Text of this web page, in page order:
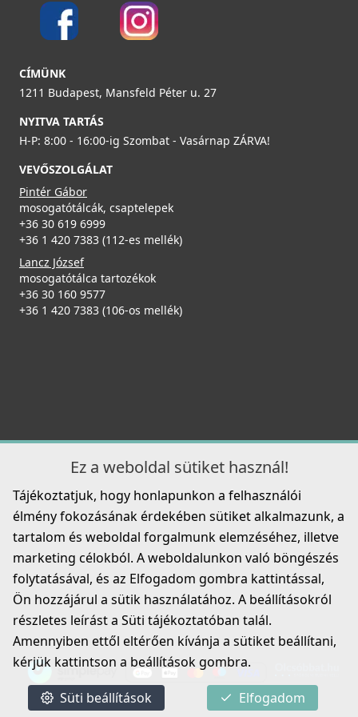
Részletek
ELLECI - Csaptelep Cloud K99 Betonszürke
MKKCLO99
99 990 Ft
Részletek
Részletek
ELLECI - FLOW-PRO szűrő és túlfolyó egymedencés
mosogatókhoz - fekete
35 990 Ft
Részletek
ELLECI - KF042100BK Gourmet szett 1/6 ZEN fekete -
Kifutó termék!
KF042100BK
ELLECI - Tisztítószer, zsírtalanító és tisztító spray
mosogatótálcákhoz
8 790 Ft
Részletek
ELLECI - Mosogatótálca Zen 105 K95
124 990 Ft
CÍMÜNK
1211 Budapest, Mansfeld Péter u. 27
NYITVA TARTÁS
H-P: 8:00 - 16:00-ig Szombat - Vasárnap ZÁRVA!
VEVŐSZOLGÁLAT
Pintér Gábor
mosogatótálcák, csaptelepek
+36 30 619 6999
+36 1 420 7383 (112-es mellék)
Lancz József
mosogatótálca tartozékok
+36 30 160 9577
+36 1 420 7383 (106-os mellék)
Ez a weboldal sütiket használ!
Tájékoztatjuk, hogy honlapunkon a felhasználói
élmény fokozásának érdekében sütiket alkalmazunk, a
tartalom és weboldal forgalmunk elemzéséhez, illetve
marketing célokból. A weboldalunkon való böngészés
folytatásával, és az Elfogadom gombra kattintással,
Ön hozzájárul a sütik használatához. A beállításokról
részletes leírást a Süti tájékoztatóban talál.
Amennyiben ettől eltérően kívánja a sütiket beállítani,
kérjük kattintson a beállítások gombra.
Süti beállítások Elfogadom